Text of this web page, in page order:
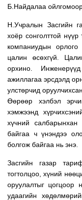
Б.Найдалаа
Н.Учралын Засгийн
хоёр сонголттой
компаниудын орлого
цалин өсөхгүй.
орхино.
ажиллагаа эрсдэлд
улстөрчид
Өөрөөр хэлбэл
хэмжээнд
хүчний
байгаа ч үнэндээ
болгож байгаа нь энэ.
Засгийн газар
тогтолцоо, хүний
оруулалтыг цогцоор
удаагийн